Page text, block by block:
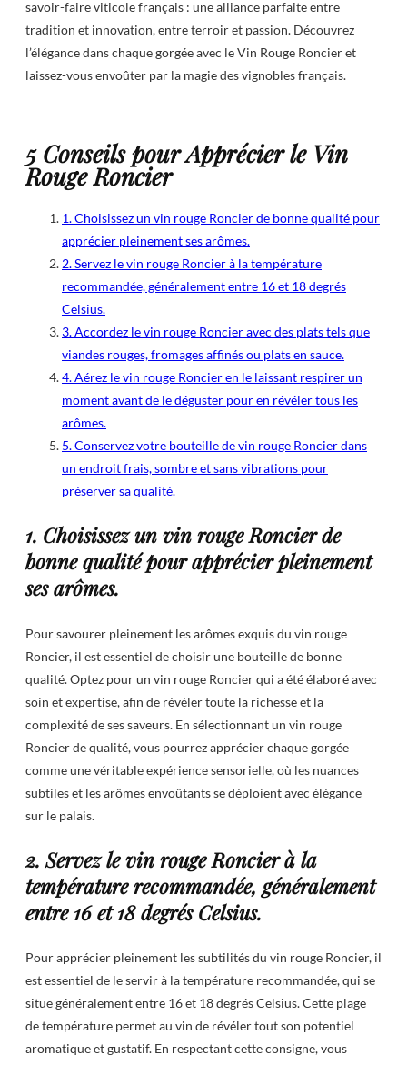
savoir-faire viticole français : une alliance parfaite entre
tradition et innovation, entre terroir et passion. Découvrez
l’élégance dans chaque gorgée avec le Vin Rouge Roncier et
laissez-vous envoûter par la magie des vignobles français.
5 Conseils pour Apprécier le Vin
Rouge Roncier
1. Choisissez un vin rouge Roncier de bonne qualité pour
apprécier pleinement ses arômes.
2. Servez le vin rouge Roncier à la température
recommandée, généralement entre 16 et 18 degrés
Celsius.
3. Accordez le vin rouge Roncier avec des plats tels que
viandes rouges, fromages affinés ou plats en sauce.
4. Aérez le vin rouge Roncier en le laissant respirer un
moment avant de le déguster pour en révéler tous les
arômes.
5. Conservez votre bouteille de vin rouge Roncier dans
un endroit frais, sombre et sans vibrations pour
préserver sa qualité.
1. Choisissez un vin rouge Roncier de
bonne qualité pour apprécier pleinement
ses arômes.
Pour savourer pleinement les arômes exquis du vin rouge
Roncier, il est essentiel de choisir une bouteille de bonne
qualité. Optez pour un vin rouge Roncier qui a été élaboré avec
soin et expertise, afin de révéler toute la richesse et la
complexité de ses saveurs. En sélectionnant un vin rouge
Roncier de qualité, vous pourrez apprécier chaque gorgée
comme une véritable expérience sensorielle, où les nuances
subtiles et les arômes envoûtants se déploient avec élégance
sur le palais.
2. Servez le vin rouge Roncier à la
température recommandée, généralement
entre 16 et 18 degrés Celsius.
Pour apprécier pleinement les subtilités du vin rouge Roncier, il
est essentiel de le servir à la température recommandée, qui se
situe généralement entre 16 et 18 degrés Celsius. Cette plage
de température permet au vin de révéler tout son potentiel
aromatique et gustatif. En respectant cette consigne, vous